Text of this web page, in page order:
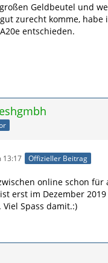
Geldbeutel und
zurecht komme,
entschieden.
13:17 Offizieller Beitrag
online schon für
erst im Dezember
Spass damit.:)